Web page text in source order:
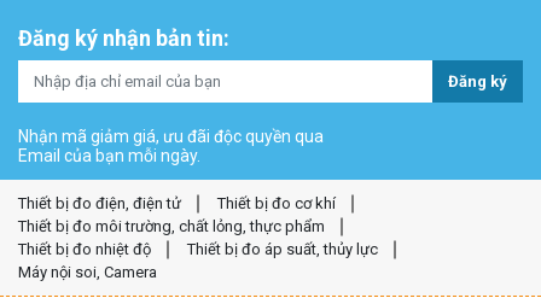
Đăng ký nhận bản tin:
Đăng ký
Nhận mã giảm giá, ưu đãi độc quyền qua
Email của bạn mỗi ngày.
Thiết bị đo điện, điện tử
Thiết bị đo cơ khí
Thiết bị đo môi trường, chất lỏng, thực phẩm
Thiết bị đo nhiệt độ
Thiết bị đo áp suất, thủy lực
Máy nội soi, Camera